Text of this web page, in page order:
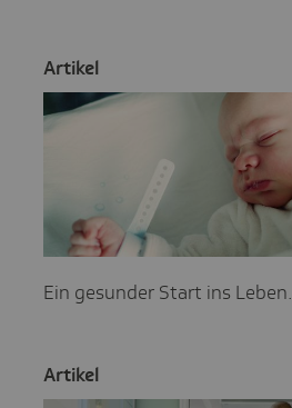
Artikel
Ein gesunder Start ins Leben.
Artikel